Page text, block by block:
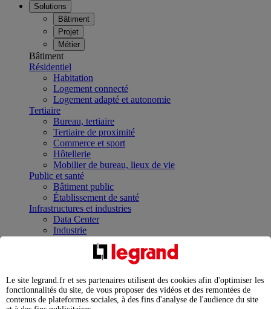
Solutions
Bâtiment
Projet
Métier
Bâtiment
Résidentiel
Habitation
Logement connecté
Logement adapté et autonomie
Tertiaire
Bureau, tertiaire
Tertiaire de proximité
Commerce et sport
Hôtellerie
Mobilier de bureau, lieux de vie
Public et santé
Bâtiment public
Établissement de santé
Infrastructures et industries
Data Center
Industrie
Infrastructures
Contrôler et planifier le fonctionnement des appareils
Répartir et optimiser son tableau électrique
Legrand Data Center Solutions : concentrer les
expertises au service de vos performances
Le site legrand.fr et ses partenaires utilisent des cookies afin d'optimiser les
fonctionnalités du site, de vous proposer des vidéos et des remontées de
contenus de plateformes sociales, à des fins d'analyse de l'audience du site